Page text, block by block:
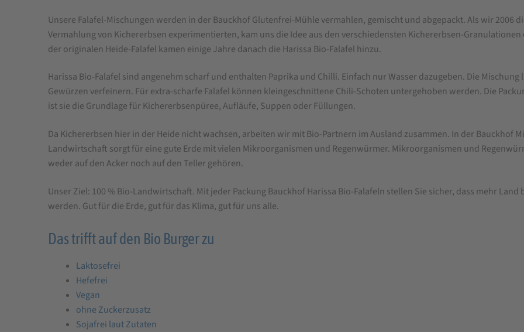
Bauckhof
Bio
Falafel
Mix
160g
Unsere Falafel-Mischungen werden in der Bauckhof Glutenfrei-Mühle vermahlen, gemischt und abgepackt. Als wir 2006
Vermahlung von Kichererbsen experimentierten, kam uns die Idee aus den verschiedensten Kichererbsen-
der originalen Heide-Falafel kamen einige Jahre danach die Harissa Bio-Falafel hinzu.
Harissa Bio-Falafel sind angenehm scharf und enthalten Paprika und Chilli. Einfach nur Wasser dazugeben. Die
Gewürzen verfeinern. Für extra-scharfe Falafel können kleingeschnittene Chili-Schoten untergehoben werden. Die
ist sie die Grundlage für Kichererbsenpüree, Aufläufe, Suppen oder Füllungen.
Da Kichererbsen hier in der Heide nicht wachsen, arbeiten wir mit Bio-Partnern im Ausland zusammen. In der Bauckhof
Landwirtschaft sorgt für eine gute Erde mit vielen Mikroorganismen und Regenwürmer. Mikroorganismen und
weder auf den Acker noch auf den Teller gehören.
Unser Ziel: 100 % Bio-Landwirtschaft. Mit jeder Packung Bauckhof Harissa Bio-Falafeln stellen Sie sicher, dass mehr
werden. Gut für die Erde, gut für das Klima, gut für uns alle.
Das trifft auf den Bio Burger zu
Laktosefrei
Hefefrei
Vegan
ohne Zuckerzusatz
Sojafrei laut Zutaten